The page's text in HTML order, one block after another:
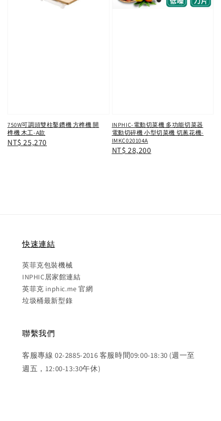
750W可調頭雙柱鑿鑽機 方榫機 開
榫機 木工-A款
Regular
NT$ 25,270
INPHIC-電動切菜機 多功能切菜器
電動切碎機 小型切菜機 切蔥花機-
IMKC020104A
Regular
NT$ 28,200
快速連結
英菲克包裝機械
INPHIC居家館連結
英菲克 inphic.me 官網
垃圾桶最新型錄
聯繫我們
客服專線 02-2885-2016 客服時間09:00-18:30 (週一至
週五，12:00-13:30午休)